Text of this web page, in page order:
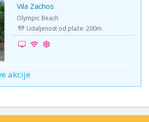
Vila Zachos
Olympic Beach
Udaljenost od plaže: 200m
akcije